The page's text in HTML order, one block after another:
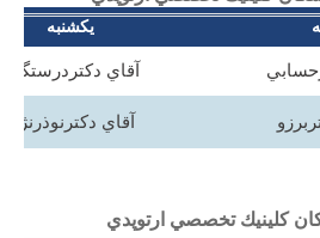
يكشنبه
آقاي دكتردرستگان
آقاي دكترنوذرنژاد
كلينيك تخصصي ارتوپدي